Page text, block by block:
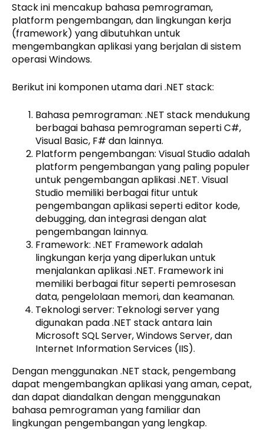
Stack ini mencakup bahasa pemrograman,
platform pengembangan, dan lingkungan kerja
(framework) yang dibutuhkan untuk
mengembangkan aplikasi yang berjalan di sistem
operasi Windows.
Berikut ini komponen utama dari .NET stack:
Bahasa pemrograman: .NET stack mendukung
berbagai bahasa pemrograman seperti C#,
Visual Basic, F# dan lainnya.
Platform pengembangan: Visual Studio adalah
platform pengembangan yang paling populer
untuk pengembangan aplikasi .NET. Visual
Studio memiliki berbagai fitur untuk
pengembangan aplikasi seperti editor kode,
debugging, dan integrasi dengan alat
pengembangan lainnya.
Framework: .NET Framework adalah
lingkungan kerja yang diperlukan untuk
menjalankan aplikasi .NET. Framework ini
memiliki berbagai fitur seperti pemrosesan
data, pengelolaan memori, dan keamanan.
Teknologi server: Teknologi server yang
digunakan pada .NET stack antara lain
Microsoft SQL Server, Windows Server, dan
Internet Information Services (IIS).
Dengan menggunakan .NET stack, pengembang
dapat mengembangkan aplikasi yang aman, cepat,
dan dapat diandalkan dengan menggunakan
bahasa pemrograman yang familiar dan
lingkungan pengembangan yang lengkap.